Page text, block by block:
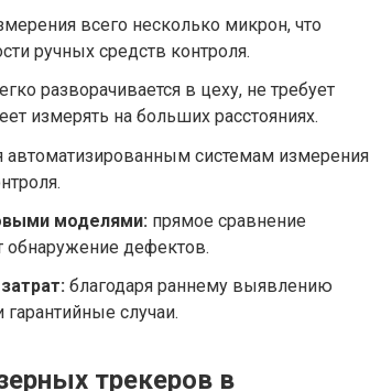
всего несколько микрон, что
ручных средств контроля.
разворачивается в цеху, не требует
измерять на больших расстояниях.
автоматизированным системам измерения
моделями: прямое сравнение
обнаружение дефектов.
благодаря раннему выявлению
случаи.
трекеров в